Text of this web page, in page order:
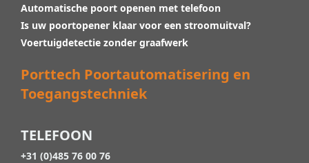
Automatische poort openen met telefoon
Is uw poortopener klaar voor een stroomuitval?
Voertuigdetectie zonder graafwerk
Porttech Poortautomatisering en
Toegangstechniek
TELEFOON
+31 (0)485 76 00 76